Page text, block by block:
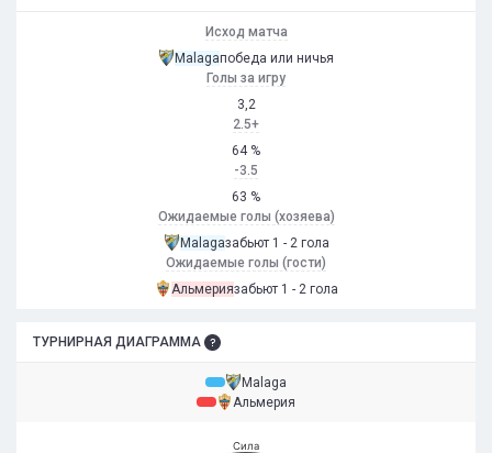
Исход матча
Malagaпобеда или ничья
Голы за игру
3,2
2.5+
64 %
-3.5
63 %
Ожидаемые голы (хозяева)
Malagaзабьют 1 - 2 гола
Ожидаемые голы (гости)
Альмериязабьют 1 - 2 гола
ТУРНИРНАЯ ДИАГРАММА
Malaga
Альмерия
Сила